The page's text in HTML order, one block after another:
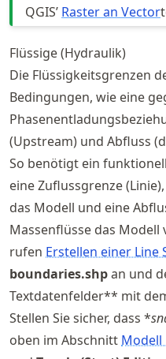
QGIS’ Raster an Vector
Flüssige (Hydraulik)
Die Flüssigkeitsgrenzen
Bedingungen, wie eine
(Upstream) und Abfluss
So benötigt ein
eine Zuflussgrenze
das Modell und eine
Massenflüsse das Modell
rufen Erstellen einer Line
boundaries.shpan und
Textdatenfelder** mit
Stellen Sie sicher, dass *
oben im Abschnitt Modell